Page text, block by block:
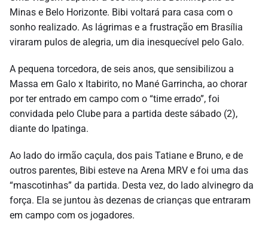
Minas e Belo Horizonte. Bibi voltará para casa com o
sonho realizado. As lágrimas e a frustração em Brasília
viraram pulos de alegria, um dia inesquecível pelo Galo.
A pequena torcedora, de seis anos, que sensibilizou a
Massa em Galo x Itabirito, no Mané Garrincha, ao chorar
por ter entrado em campo com o “time errado”, foi
convidada pelo Clube para a partida deste sábado (2),
diante do Ipatinga.
Ao lado do irmão caçula, dos pais Tatiane e Bruno, e de
outros parentes, Bibi esteve na Arena MRV e foi uma das
“mascotinhas” da partida. Desta vez, do lado alvinegro da
força. Ela se juntou às dezenas de crianças que entraram
em campo com os jogadores.